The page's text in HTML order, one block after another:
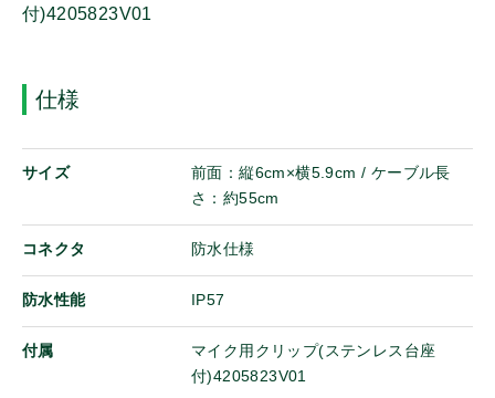
付)4205823V01
仕様
サイズ
前面：縦6cm×横5.9cm / ケーブル長
さ：約55cm
コネクタ 防水仕様
防水性能 IP57
付属
マイク用クリップ(ステンレス台座
付)4205823V01
ベルトクリップ
イヤホンマイクパーツ
特別価格品
Bluetooth